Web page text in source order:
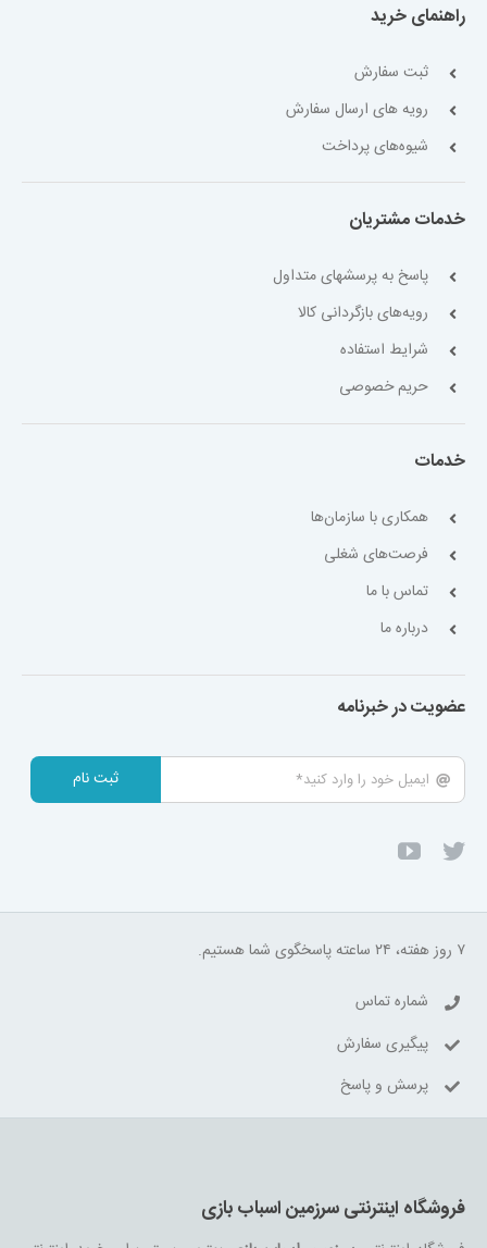
راهنمای خرید
ثبت سفارش
رویه های ارسال سفارش
شیوه‌های پرداخت
خدمات مشتریان
پاسخ به پرسشهای متداول
رویه‌های بازگردانی کالا
شرایط استفاده
حریم خصوصی
خدمات
همکاری با سازمان‌ها
فرصت‌های شغلی
تماس با ما
درباره ما
عضویت در خبرنامه
ثبت نام
۷ روز هفته، ۲۴ ساعته پاسخگوی شما هستیم.
شماره تماس
پیگیری سفارش
پرسش و پاسخ
فروشگاه اینترنتی سرزمین اسباب بازی